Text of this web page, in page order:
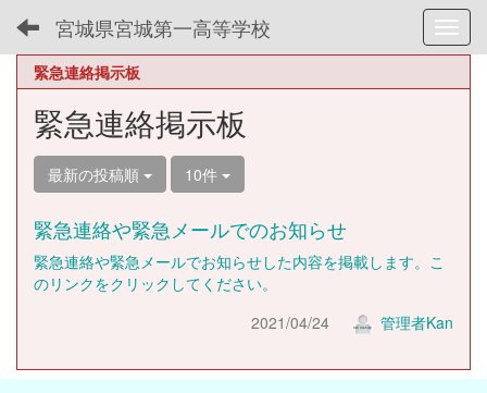
宮城県宮城第一高等学校
緊急連絡掲示板
緊急連絡掲示板
最新の投稿順 10件
緊急連絡や緊急メールでのお知らせ
緊急連絡や緊急メールでお知らせした内容を掲載します。こ
のリンクをクリックしてください。
2021/04/24
管理者Kan